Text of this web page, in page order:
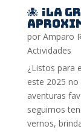
🐙 ¡La
por Amparo
Actividades
¿Listos para
este 2025
aventuras
seguimos
vernos,